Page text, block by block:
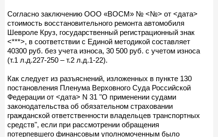
Согласно заключению ООО «ВОСМ» № <№> от <дата>
стоимость восстановительного ремонта автомобиля
Шевроле Круз, государственный регистрационный знак
<***>, в соответствии с Единой методикой составляет
40300 руб. без учета износа, 30 500 руб. с учетом износа
(т.1 л.д.227-250 – т.2 л.д.1-22).
Как следует из разъяснений, изложенных в пункте 130
постановления Пленума Верховного Суда Российской
Федерации от <дата> N 31 "О применении судами
законодательства об обязательном страховании
гражданской ответственности владельцев транспортных
средств", если при рассмотрении обращения
потерпевшего финансовым уполномоченным было